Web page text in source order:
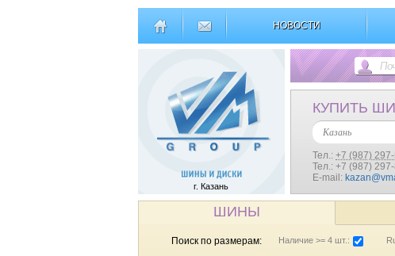
НОВОСТИ
г. Казань
КУПИТЬ
Казань
Тел.: +7 (987)
Тел.: +7 (987)
E-mail:
ШИНЫ
Поиск по размерам: Наличие >= 4 шт.: